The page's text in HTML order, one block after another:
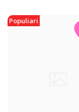
Populiari